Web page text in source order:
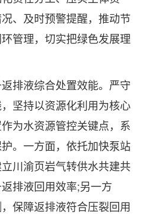
、及时预警提醒，推动节
管理，切实把绿色发展理
液综合处置效能。严守
坚持以资源化利用为核心
为水资源管控关键点，系
。一方面，依托加快泵站
川渝页岩气转供水共建共
排液回用效率;另一方
保障返排液符合压裂回用